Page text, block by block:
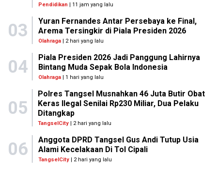
Pendidikan | 11 jam yang lalu
03
Yuran Fernandes Antar Persebaya ke Final,
Arema Tersingkir di Piala Presiden 2026
Olahraga| 2 hari yang lalu
04
Piala Presiden 2026 Jadi Panggung Lahirnya
Bintang Muda Sepak Bola Indonesia
Olahraga| 1 hari yang lalu
05
Polres Tangsel Musnahkan 46 Juta Butir Obat
Keras Ilegal Senilai Rp230 Miliar, Dua Pelaku
Ditangkap
TangselCity | 2 hari yang lalu
06
Anggota DPRD Tangsel Gus Andi Tutup Usia
Alami Kecelakaan Di Tol Cipali
TangselCity| 2 hari yang lalu